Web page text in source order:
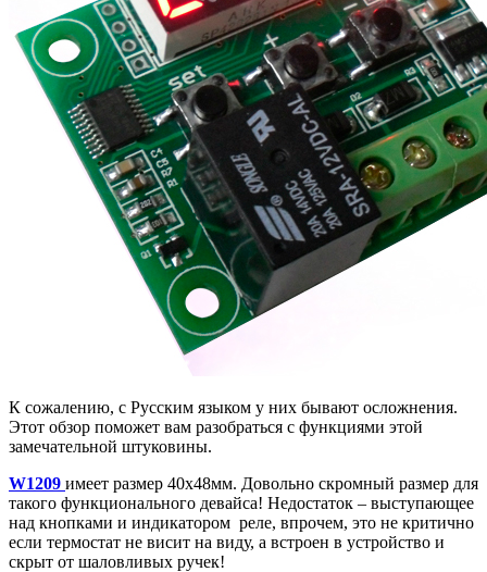
К сожалению, с Русским языком у них бывают осложнения.
Этот обзор поможет вам разобраться с функциями этой
замечательной штуковины.
W1209 имеет размер 40х48мм. Довольно скромный размер для
такого функционального девайса! Недостаток – выступающее
над кнопками и индикатором реле, впрочем, это не критично
если термостат не висит на виду, а встроен в устройство и
скрыт от шаловливых ручек!